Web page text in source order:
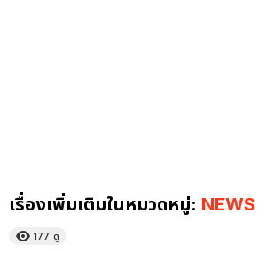
เรื่องเพิ่มเติมในหมวดหมู่: NEWS
177 ดู